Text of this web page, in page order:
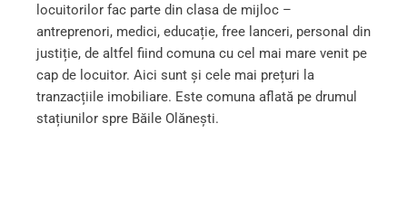
locuitorilor fac parte din clasa de mijloc –
antreprenori, medici, educație, free lanceri, personal din
justiție, de altfel fiind comuna cu cel mai mare venit pe
cap de locuitor. Aici sunt și cele mai prețuri la
tranzacțiile imobiliare. Este comuna aflată pe drumul
stațiunilor spre Băile Olănești.